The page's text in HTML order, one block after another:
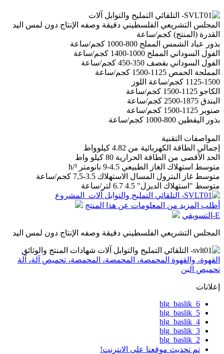
المجلس التشريعي الفلسطيني دقيقة وصفه الإنتاج دون لمس اليد
القدرة (المنتج) كجم/ساعة
بذور
عباد الشمس المملح 800-1000
كجم/ساعة
الفول السوداني المملح 1000-1400
كجم/ساعة
الفول السوداني بقصف 350-450
كجم/ساعة
المملحة الحمص 1125-1500
كجم/ساعة
1125-1500 كجم/ساعة اللوز
الكاجو 1125-1500
كجم/ساعة
البندق 1875-2500
كجم/ساعة
صنوبر 1125-1500
كجم/ساعة
بذور
اليقطين 800-1000 كجم/ساعة
المواصفات التقنية
إجمالي الطاقة الكهربائية من 4.82 كيلوواط
الحد الأقصى من الطاقة الحرارية 80 كيلو واط
متوسط استهلاك الغاز الطبيعي 4.5-9 نانومتر ³/h
متوسط غاز البترول المسال الاستهلاك 3.5-7,5
كجم/ساعة
متوسط " استهلاك الديزل"
4.5 6.7 لتر/ساعة
أطلب المزيد من المعلومات عن هذا المنتج
E-التسويقي
المجلس التشريعي الفلسطيني دقيقة وصفه الإنتاج دون لمس اليد
القهوة، والقهوة المحمصة، المحمصة، المحمصة، تحميص آلة، آلة
تحميص البن
إعلانات
blg_baslik_6
blg_baslik_5
blg_baslik_4
blg_baslik_3
blg_baslik_2
تم تحديث موقعنا على الانترنت!